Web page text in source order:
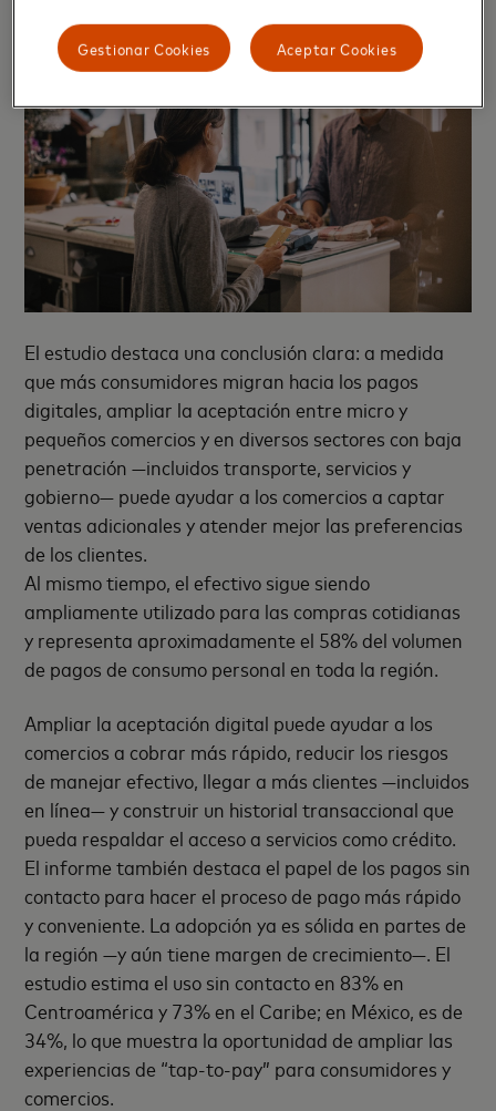
El estudio destaca una conclusión clara: a medida
que más consumidores migran hacia los pagos
digitales, ampliar la aceptación entre micro y
pequeños comercios y en diversos sectores con baja
penetración —incluidos transporte, servicios y
gobierno— puede ayudar a los comercios a captar
ventas adicionales y atender mejor las preferencias
de los clientes.
Al mismo tiempo, el efectivo sigue siendo
ampliamente utilizado para las compras cotidianas
y representa aproximadamente el 58% del volumen
de pagos de consumo personal en toda la región.
Ampliar la aceptación digital puede ayudar a los
comercios a cobrar más rápido, reducir los riesgos
de manejar efectivo, llegar a más clientes —incluidos
en línea— y construir un historial transaccional que
pueda respaldar el acceso a servicios como crédito.
El informe también destaca el papel de los pagos sin
contacto para hacer el proceso de pago más rápido
y conveniente. La adopción ya es sólida en partes de
la región —y aún tiene margen de crecimiento—. El
estudio estima el uso sin contacto en 83% en
Centroamérica y 73% en el Caribe; en México, es de
34%, lo que muestra la oportunidad de ampliar las
experiencias de “tap-to-pay” para consumidores y
comercios.
Aceptar Cookies
Gestionar Cookies